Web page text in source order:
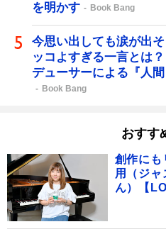
を明かす
Book Bang
今思い出しても涙が出
ッコよすぎる一言とは
デューサーによる『人
Book Bang
おすす
創作にも
用（ジ
ん）【